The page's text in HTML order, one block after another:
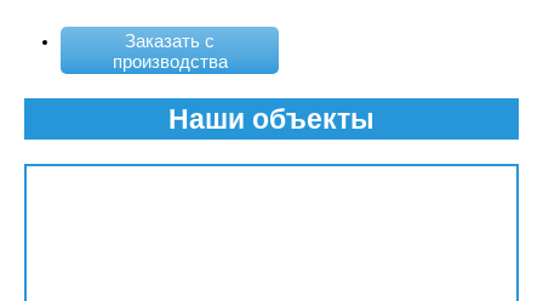
Заказать с
производства
Наши объекты